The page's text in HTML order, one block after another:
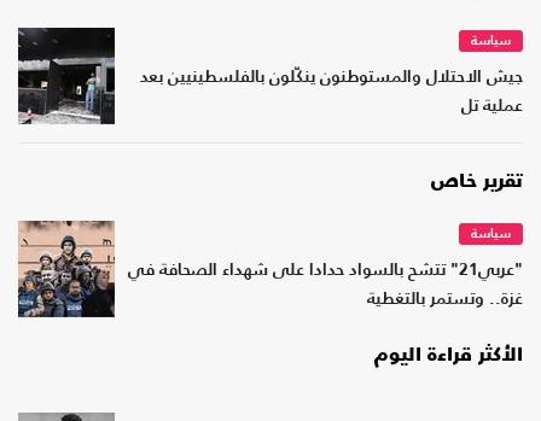
سياسة
جيش الاحتلال والمستوطنون ينكّلون بالفلسطينيين بعد
عملية تل
تقرير خاص
سياسة
"عربي21" تتشح بالسواد حدادا على شهداء الصحافة في
غزة.. وتستمر بالتغطية
الأكثر قراءة اليوم